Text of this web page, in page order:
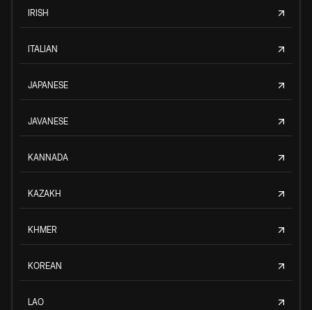
IRISH
ITALIAN
JAPANESE
JAVANESE
KANNADA
KAZAKH
KHMER
KOREAN
LAO